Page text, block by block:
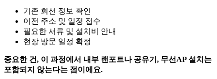
기존 회선 정보 확인
이전 주소 및 일정 접수
필요한 서류 및 설치비 안내
현장 방문 일정 확정
중요한 건, 이 과정에서 내부 랜포트나 공유기, 무선AP 설치는
포함되지 않는다는 점이에요.